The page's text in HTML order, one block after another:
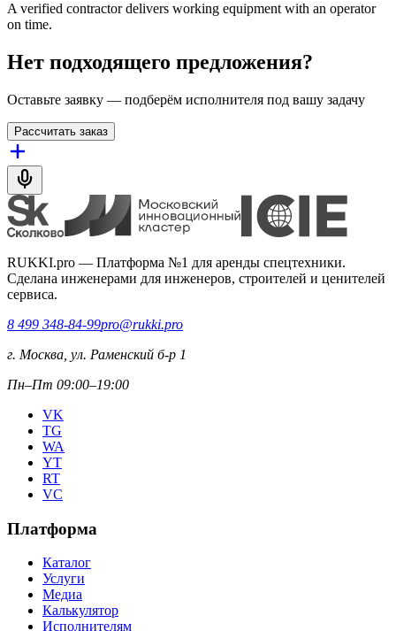
A verified contractor delivers working equipment with an operator
on time.
Нет подходящего предложения?
Оставьте заявку — подберём исполнителя под вашу задачу
Рассчитать заказ
RUKKI.pro — Платформа №1 для аренды спецтехники.
Сделана инженерами для инженеров, строителей и ценителей
сервиса.
8 499 348-84-99pro@rukki.pro
г. Москва, ул. Раменский б-р 1
Пн–Пт 09:00–19:00
VK
TG
WA
YT
RT
VC
Платформа
Каталог
Услуги
Медиа
Калькулятор
Исполнителям